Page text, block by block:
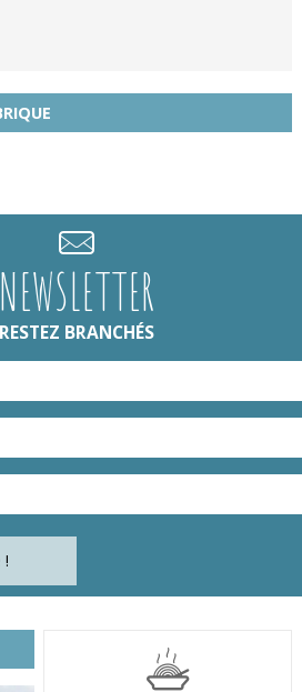
NEWSLETTER
RESTEZ BRANCHÉS